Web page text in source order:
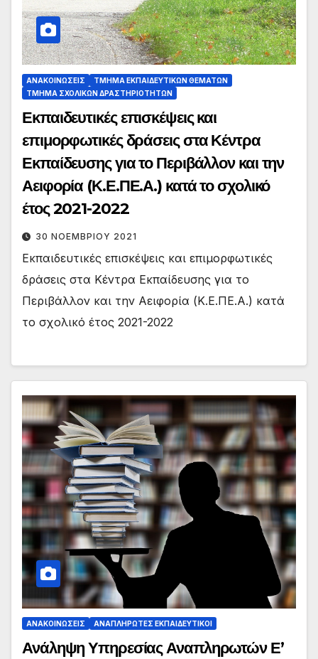
ΑΝΑΚΟΙΝΏΣΕΙΣ
ΤΜΉΜΑ ΕΚΠΑΙΔΕΥΤΙΚΏΝ ΘΕΜΆΤΩΝ
ΤΜΉΜΑ ΣΧΟΛΙΚΏΝ ΔΡΑΣΤΗΡΙΟΤΉΤΩΝ
Εκπαιδευτικές επισκέψεις και
επιμορφωτικές δράσεις στα Κέντρα
Εκπαίδευσης για το Περιβάλλον και την
Αειφορία (Κ.Ε.ΠΕ.Α.) κατά το σχολικό
έτος 2021-2022
30 ΝΟΕΜΒΡΊΟΥ 2021
Εκπαιδευτικές επισκέψεις και επιμορφωτικές
δράσεις στα Κέντρα Εκπαίδευσης για το
Περιβάλλον και την Αειφορία (Κ.Ε.ΠΕ.Α.) κατά
το σχολικό έτος 2021-2022
ΑΝΑΚΟΙΝΏΣΕΙΣ ΑΝΑΠΛΗΡΩΤΈΣ ΕΚΠΑΙΔΕΥΤΙΚΟΊ
Ανάληψη Υπηρεσίας Αναπληρωτών Ε’